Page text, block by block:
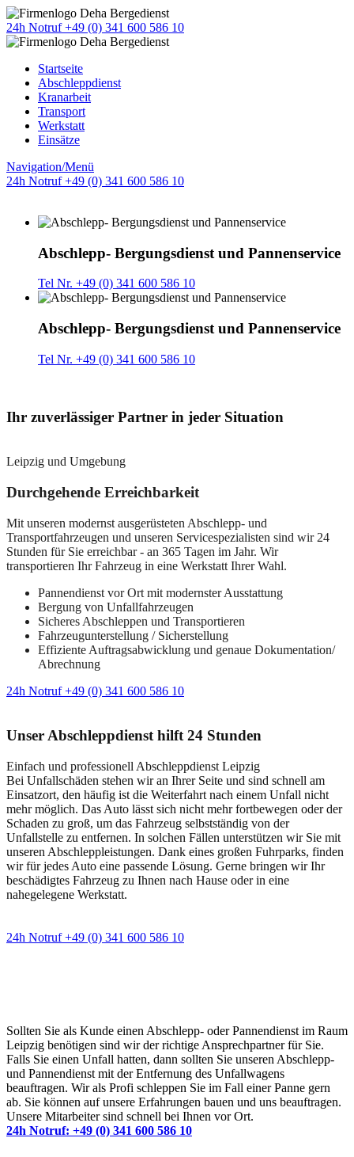
24h Notruf +49 (0) 341 600 586 10
Startseite
Abschleppdienst
Kranarbeit
Transport
Werkstatt
Einsätze
Navigation/Menü
24h Notruf +49 (0) 341 600 586 10
Abschlepp- Bergungsdienst und Pannenservice
Tel Nr. +49 (0) 341 600 586 10
Abschlepp- Bergungsdienst und Pannenservice
Tel Nr. +49 (0) 341 600 586 10
Ihr zuverlässiger Partner in jeder Situation
Leipzig und Umgebung
Durchgehende Erreichbarkeit
Mit unseren modernst ausgerüsteten Abschlepp- und
Transportfahrzeugen und unseren Servicespezialisten sind wir 24
Stunden für Sie erreichbar - an 365 Tagen im Jahr. Wir
transportieren Ihr Fahrzeug in eine Werkstatt Ihrer Wahl.
Pannendienst vor Ort mit modernster Ausstattung
Bergung von Unfallfahrzeugen
Sicheres Abschleppen und Transportieren
Fahrzeugunterstellung / Sicherstellung
Effiziente Auftragsabwicklung und genaue Dokumentation/
Abrechnung
24h Notruf +49 (0) 341 600 586 10
Unser Abschleppdienst hilft 24 Stunden
Einfach und professionell Abschleppdienst Leipzig
Bei Unfallschäden stehen wir an Ihrer Seite und sind schnell am
Einsatzort, den häufig ist die Weiterfahrt nach einem Unfall nicht
mehr möglich. Das Auto lässt sich nicht mehr fortbewegen oder der
Schaden zu groß, um das Fahrzeug selbstständig von der
Unfallstelle zu entfernen. In solchen Fällen unterstützen wir Sie mit
unseren Abschleppleistungen. Dank eines großen Fuhrparks, finden
wir für jedes Auto eine passende Lösung. Gerne bringen wir Ihr
beschädigtes Fahrzeug zu Ihnen nach Hause oder in eine
nahegelegene Werkstatt.
24h Notruf +49 (0) 341 600 586 10
Sollten Sie als Kunde einen Abschlepp- oder Pannendienst im Raum
Leipzig benötigen sind wir der richtige Ansprechpartner für Sie.
Falls Sie einen Unfall hatten, dann sollten Sie unseren Abschlepp-
und Pannendienst mit der Entfernung des Unfallwagens
beauftragen. Wir als Profi schleppen Sie im Fall einer Panne gern
ab. Sie können auf unsere Erfahrungen bauen und uns beauftragen.
Unsere Mitarbeiter sind schnell bei Ihnen vor Ort.
24h Notruf: +49 (0) 341 600 586 10